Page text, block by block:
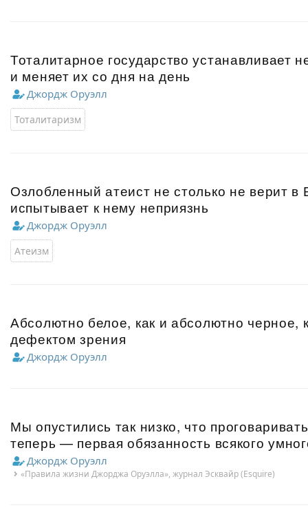
Тоталитарное государство устанавливает
и меняет их со дня на день
Джордж Оруэлл
Тоталитаризм
Озлобленный атеист не столько не верит в
испытывает к нему неприязнь
Джордж Оруэлл
Атеизм
Абсолютно белое, как и абсолютно черное,
дефектом зрения
Джордж Оруэлл
Мы опустились так низко, что
теперь — первая обязанность всякого
Джордж Оруэлл
«Правила жизни Джорджа Оруэлла», журнал Эсквайр (Esquire)